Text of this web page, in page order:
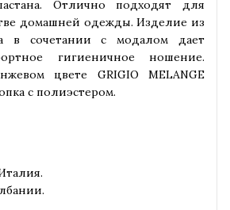
Отлично подходят для
домашней одежды. Изделие из
в сочетании с модалом дает
гигиеничное ношение.
цвете GRIGIO MELANGE
с полиэстером.